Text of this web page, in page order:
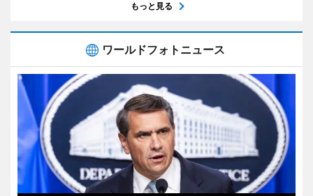
もっと見る
ワールドフォトニュース